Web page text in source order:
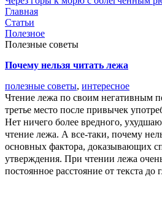
Главная
Статьи
Полезное
Полезные советы
Теги:
Почему нельзя читать лежа
полезные советы, интересное
Чтение лежа по своим негативным
третье место после привычек
Нет ничего более вредного,
чтение лежа. А все-таки, почему
основных фактора, доказывающих
утверждения. При чтении лежа
постоянное расстояние от текста до